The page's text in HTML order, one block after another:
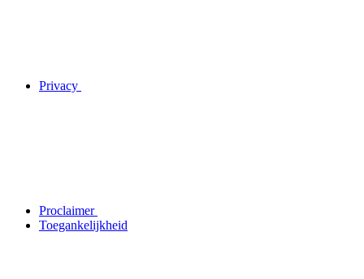
Privacy
Proclaimer
Toegankelijkheid